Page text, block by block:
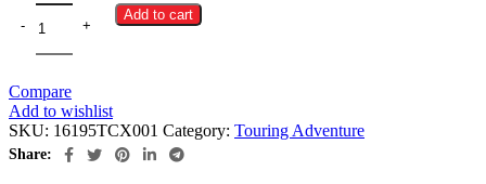
Add to cart
Compare
Add to wishlist
SKU: 16195TCX001 Category: Touring Adventure
Share: